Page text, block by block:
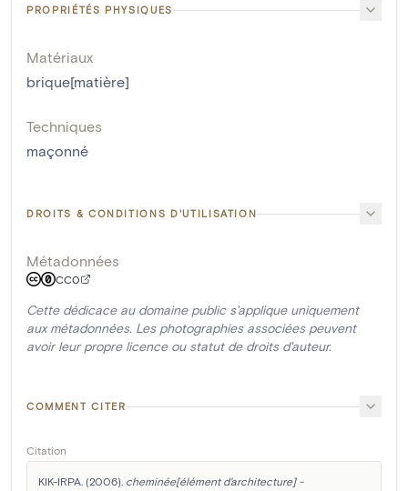
PROPRIÉTÉS PHYSIQUES
Matériaux
brique[matière]
Techniques
maçonné
DROITS & CONDITIONS D'UTILISATION
Métadonnées
CC0
Cette dédicace au domaine public s'applique uniquement
aux métadonnées. Les photographies associées peuvent
avoir leur propre licence ou statut de droits d'auteur.
COMMENT CITER
Citation
KIK-IRPA. (2006). cheminée[élément d'architecture] -